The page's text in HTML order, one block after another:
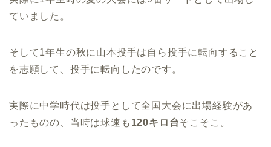
ていました。
そして1年生の秋に山本投手は自ら投手に転向すること
を志願して、投手に転向したのです。
実際に中学時代は投手として全国大会に出場経験があ
ったものの、当時は球速も 120キロ台そこそこ。